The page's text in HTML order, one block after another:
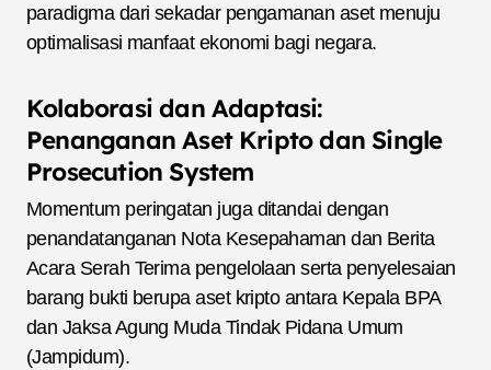
paradigma dari sekadar pengamanan aset menuju
optimalisasi manfaat ekonomi bagi negara.
Kolaborasi dan Adaptasi:
Penanganan Aset Kripto dan Single
Prosecution System
Momentum peringatan juga ditandai dengan
penandatanganan Nota Kesepahaman dan Berita
Acara Serah Terima pengelolaan serta penyelesaian
barang bukti berupa aset kripto antara Kepala BPA
dan Jaksa Agung Muda Tindak Pidana Umum
(Jampidum).